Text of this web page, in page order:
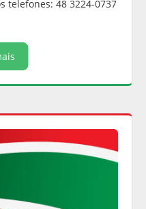
telefones: 48 3224-0737